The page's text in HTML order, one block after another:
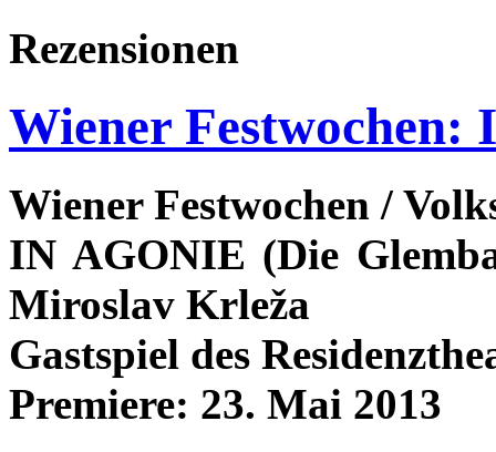
Rezensionen
Wiener Festwochen:
Wiener Festwochen /
IN AGONIE (Die
Miroslav Krleža
Gastspiel des
Premiere: 23. Mai 2013